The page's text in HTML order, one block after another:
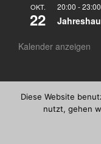
OKT.
22
20:00 -23:00
Kalender anzeigen
©
Diese Website
nutzt, gehen